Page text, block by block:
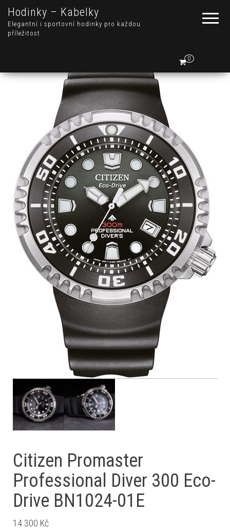
Hodinky – Kabelky
Elegantní i sportovní hodinky pro každou
příležitost
0
Citizen Promaster
Professional Diver 300 Eco-
Drive BN1024-01E
14 300 Kč